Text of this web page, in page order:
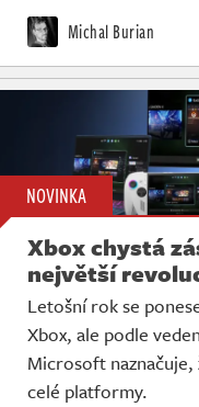
Michal Burian
NOVINKA
Xbox chystá
největší
Letošní rok se
Xbox, ale podle
Microsoft naznačuje,
celé platformy.